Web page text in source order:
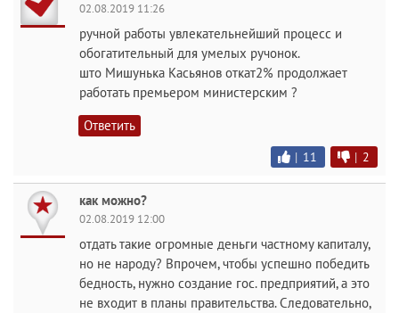
02.08.2019 11:26
ручной работы увлекательнейший процесс и
обогатительный для умелых ручонок.
што Мишунька Касьянов откат2% продолжает
работать премьером министерским ?
Ответить
| 11 | 2
как можно?
02.08.2019 12:00
отдать такие огромные деньги частному капиталу,
но не народу? Впрочем, чтобы успешно победить
бедность, нужно создание гос. предприятий, а это
не входит в планы правительства. Следовательно,